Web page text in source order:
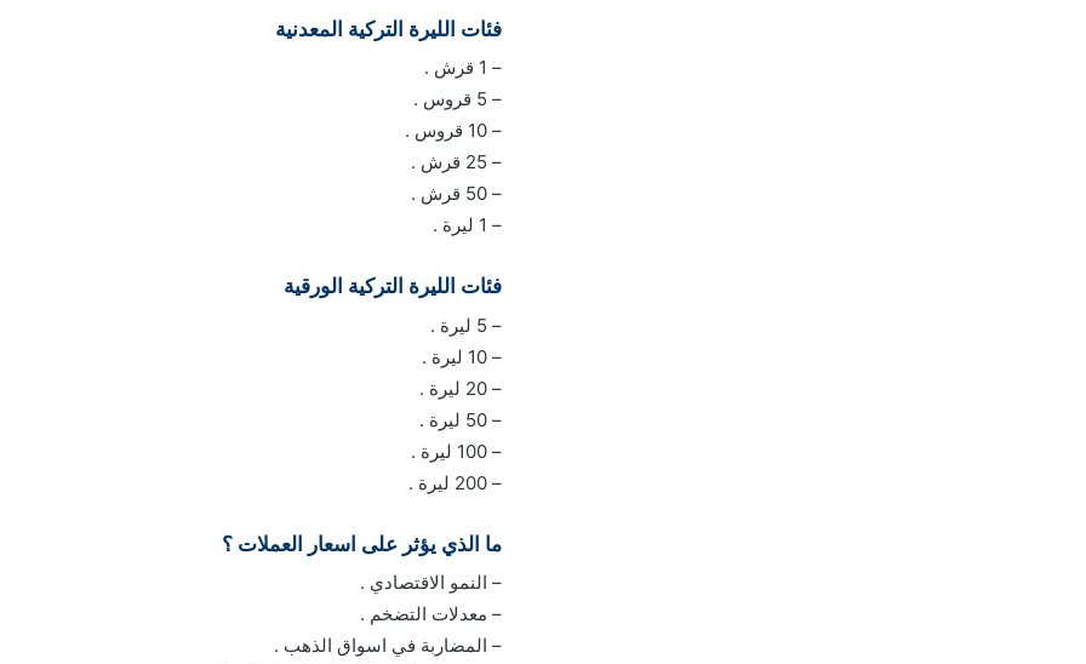
فئات الليرة التركية المعدنية
– 1 قرش .
– 5 قروس .
– 10 قروس .
– 25 قرش .
– 50 قرش .
– 1 ليرة .
فئات الليرة التركية الورقية
– 5 ليرة .
– 10 ليرة .
– 20 ليرة .
– 50 ليرة .
– 100 ليرة .
– 200 ليرة .
ما الذي يؤثر على اسعار العملات ؟
– النمو الاقتصادي .
– معدلات التضخم .
– المضاربة في اسواق الذهب .